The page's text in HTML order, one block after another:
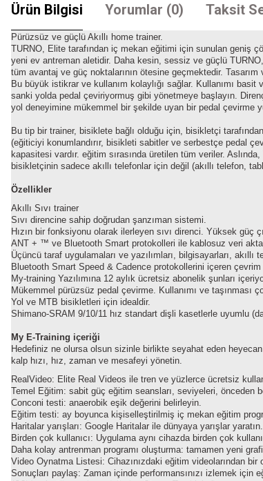
Ürün Bilgisi Yorumlar (0) Taksit
Pürüzsüz ve güçlü Akıllı home trainer.
TURNO, Elite tarafından iç mekan eğitimi için sunulan geniş
yeni ev antreman aletidir. Daha kesin, sessiz ve güçlü
tüm avantaj ve güç noktalarının ötesine geçmektedir.
Bu büyük istikrar ve kullanım kolaylığı sağlar. Kullanımı
sanki yolda pedal çeviriyormuş gibi yönetmeye başlayın.
yol deneyimine mükemmel bir şekilde uyan bir pedal çevirme
Bu tip bir trainer, bisiklete bağlı olduğu için, bisikletçi
(eğiticiyi konumlandırır, bisikleti sabitler ve serbestçe pedal
kapasitesi vardır. eğitim sırasında üretilen tüm veriler.
bisikletçinin sadece akıllı telefonlar için değil (akıllı telefon,
Özellikler
Akıllı Sıvı trainer
Sıvı direncine sahip doğrudan şanzıman sistemi.
Hızın bir fonksiyonu olarak ilerleyen sıvı direnci. Yüksek güç
ANT + ™ ve Bluetooth Smart protokolleri ile kablosuz veri
Üçüncü taraf uygulamaları ve yazılımları, bilgisayarları,
Bluetooth Smart Speed ​​& Cadence protokollerini içeren
My-training Yazılımına 12 aylık ücretsiz abonelik şunları
Mükemmel pürüzsüz pedal çevirme. Kullanımı ve taşınması
Yol ve MTB bisikletleri için idealdir.
Shimano-SRAM 9/10/11 hız standart dişli kasetlerle uyumlu
My E-Training içeriği
Hedefiniz ne olursa olsun sizinle birlikte seyahat eden
kalp hızı, hız, zaman ve mesafeyi yönetin.
RealVideo: Elite Real Videos ile tren ve yüzlerce ücretsiz
Temel Eğitim: sabit güç eğitim seansları, seviyeleri, önceden
Conconi testi: anaerobik eşik değerini belirleyin.
Eğitim testi: ay boyunca kişiselleştirilmiş iç mekan eğitim
Haritalar yarışları: Google Haritalar ile dünyaya yarışlar yaratın.
Birden çok kullanıcı: Uygulama aynı cihazda birden çok
Daha kolay antrenman programı oluşturma: tamamen yeni
Video Oynatma Listesi: Cihazınızdaki eğitim videolarından
Sonuçları paylaş: Zaman içinde performansınızı izlemek için